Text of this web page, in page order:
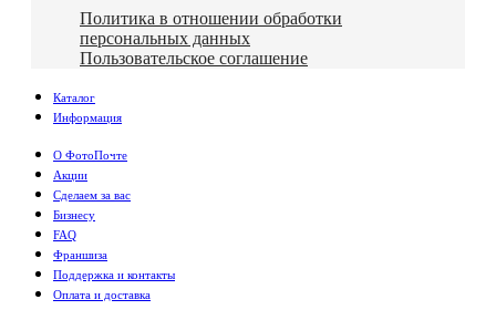
Политика в отношении обработки
персональных данных
Пользовательское соглашение
Каталог
Информация
О ФотоПочте
Акции
Сделаем за вас
Бизнесу
FAQ
Франшиза
Поддержка и контакты
Оплата и доставка